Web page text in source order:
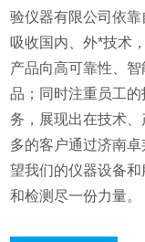
验仪器有限公司依靠
吸收国内、外*技术
产品向高可靠性、
品；同时注重员工
务，展现出在技术
多的客户通过济南
望我们的仪器设备
和检测尽一份力量。